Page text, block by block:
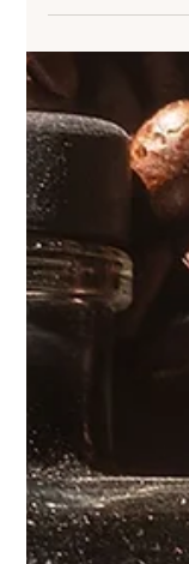
Retour sur une
sur les hauteurs du